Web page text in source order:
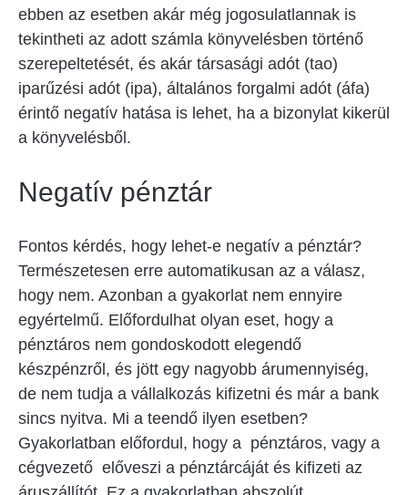
ebben az esetben akár még jogosulatlannak is
tekintheti az adott számla könyvelésben történő
szerepeltetését, és akár társasági adót (tao)
iparűzési adót (ipa), általános forgalmi adót (áfa)
érintő negatív hatása is lehet, ha a bizonylat kikerül
a könyvelésből.
Negatív pénztár
Fontos kérdés, hogy lehet-e negatív a pénztár?
Természetesen erre automatikusan az a válasz,
hogy nem. Azonban a gyakorlat nem ennyire
egyértelmű. Előfordulhat olyan eset, hogy a
pénztáros nem gondoskodott elegendő
készpénzről, és jött egy nagyobb árumennyiség,
de nem tudja a vállalkozás kifizetni és már a bank
sincs nyitva. Mi a teendő ilyen esetben?
Gyakorlatban előfordul, hogy a pénztáros, vagy a
cégvezető előveszi a pénztárcáját és kifizeti az